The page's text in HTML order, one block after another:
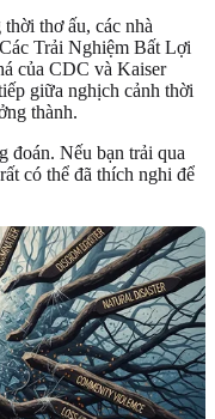
thơ ấu, các nhà
Trải Nghiệm Bất Lợi
của CDC và Kaiser
giữa nghịch cảnh thời
thành.
đoán. Nếu bạn trải qua
có thể đã thích nghi để